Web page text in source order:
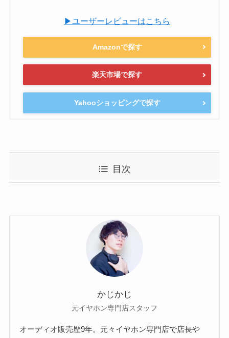
▶ユーザーレビューはこちら
Amazonで探す
楽天市場で探す
Yahooショッピングで探す
目次
かじかじ
元イヤホン専門店スタッフ
オーディオ販売歴9年。元々イヤホン専門店で店長や